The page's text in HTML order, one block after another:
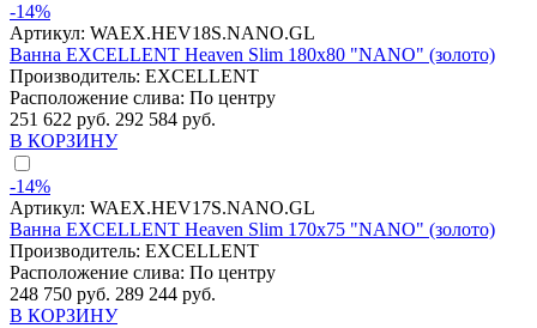
-14%
Артикул: WAEX.HEV18S.NANO.GL
Ванна EXCELLENT Heaven Slim 180x80 "NANO" (золото)
Производитель: EXCELLENT
Расположение слива: По центру
251 622 руб. 292 584 руб.
В КОРЗИНУ
-14%
Артикул: WAEX.HEV17S.NANO.GL
Ванна EXCELLENT Heaven Slim 170x75 "NANO" (золото)
Производитель: EXCELLENT
Расположение слива: По центру
248 750 руб. 289 244 руб.
В КОРЗИНУ